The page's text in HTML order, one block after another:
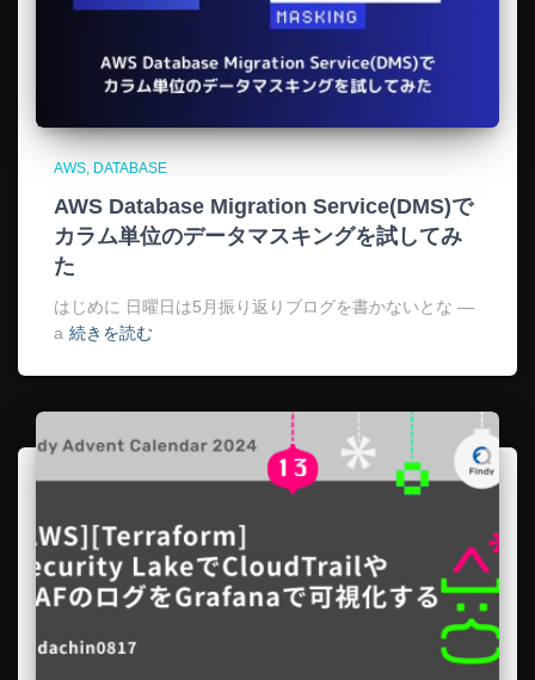
AWS DATABASE
AWS Database Migration Service(DMS)で
カラム単位のデータマスキングを試してみ
た
はじめに 日曜日は5月振り返りブログを書かないとな —
a 続きを読む